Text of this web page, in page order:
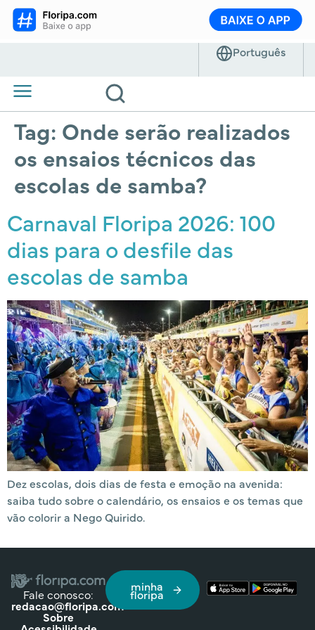
Tag: Onde serão realizados
os ensaios técnicos das
escolas de samba?
Carnaval Floripa 2026: 100
dias para o desfile das
escolas de samba
Dez escolas, dois dias de festa e emoção na avenida:
saiba tudo sobre o calendário, os ensaios e os temas que
vão colorir a Nego Quirido.
Fale conosco:
redacao@floripa.com
Sobre
minha
floripa